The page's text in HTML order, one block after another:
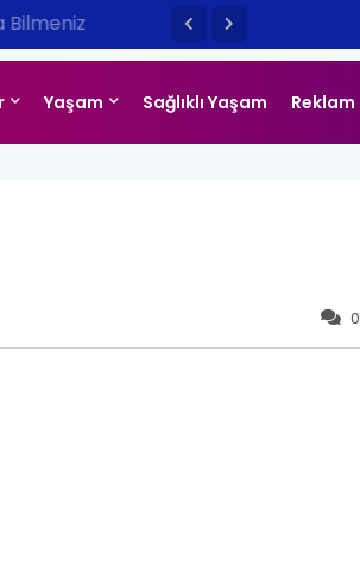
Yaşam Sağlıklı Yaşam Reklam
0